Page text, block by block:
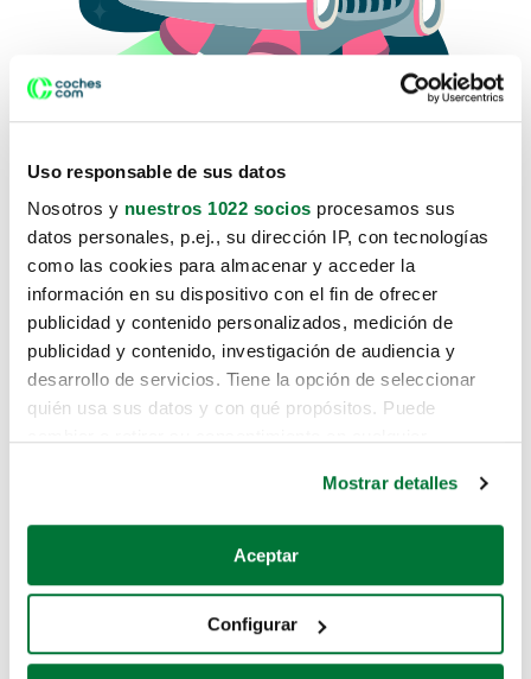
Uso responsable de sus datos
Nosotros y nuestros 1022 socios procesamos sus
datos personales, p.ej., su dirección IP, con tecnologías
como las cookies para almacenar y acceder la
información en su dispositivo con el fin de ofrecer
publicidad y contenido personalizados, medición de
publicidad y contenido, investigación de audiencia y
desarrollo de servicios. Tiene la opción de seleccionar
quién usa sus datos y con qué propósitos. Puede
Si lo permite, también quisiéramos:
Recopilar información sobre su ubicación geográfica
Identificar su dispositivo analizándolo activamente
para buscar características específicas (huellas
Mostrar detalles
Aceptar
Configurar
Lo sentimos, no sabemos como
te hemos traido hasta aquí.
Pero puedes encontrar el coche que estás
buscando en alguno de estos enlaces:
Coches de segunda mano
Coches de km0